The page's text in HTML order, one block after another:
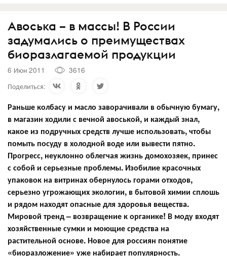
Авоська – в массы! В России
задумались о преимуществах
биоразлагаемой продукции
6 Июн 2011
3616
Поделиться:
Раньше колбасу и масло заворачивали в обычную бумагу,
в магазин ходили с вечной авоськой, и каждый знал,
какое из подручных средств лучше использовать, чтобы
помыть посуду в холодной воде или вывести пятно.
Прогресс, неуклонно облегчая жизнь домохозяек, принес
с собой и серьезные проблемы. Изобилие красочных
упаковок на витринах обернулось горами отходов,
серьезно угрожающих экологии, в бытовой химии сплошь
и рядом находят опасные для здоровья вещества.
Мировой тренд – возвращение к органике! В моду входят
хозяйственные сумки и моющие средства на
растительной основе. Новое для россиян понятие
«биоразложение» уже набирает популярность.